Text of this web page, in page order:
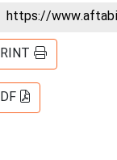
https://
PRINT
PDF